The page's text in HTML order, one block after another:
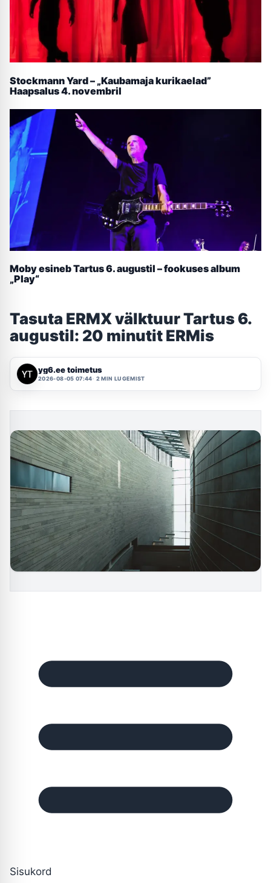
Stockmann Yard – „Kaubamaja kurikaelad”
Haapsalus 4. novembril
Moby esineb Tartus 6. augustil – fookuses album
„Play“
Tasuta ERMX välktuur Tartus 6.
augustil: 20 minutit ERMis
yg6.ee toimetus
2026-08-05 07:44 2 MIN LUGEMIST
Sisukord